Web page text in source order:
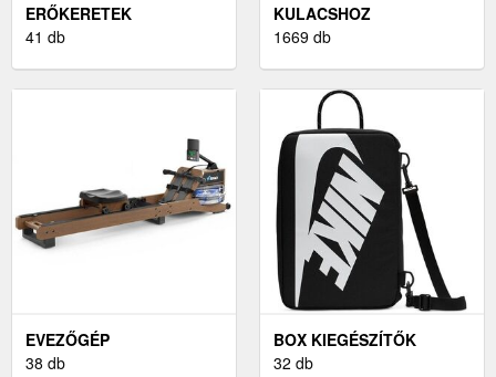
ERŐKERETEK
41 db
KULACSHOZ
1669 db
EVEZŐGÉP
38 db
BOX KIEGÉSZÍTŐK
32 db